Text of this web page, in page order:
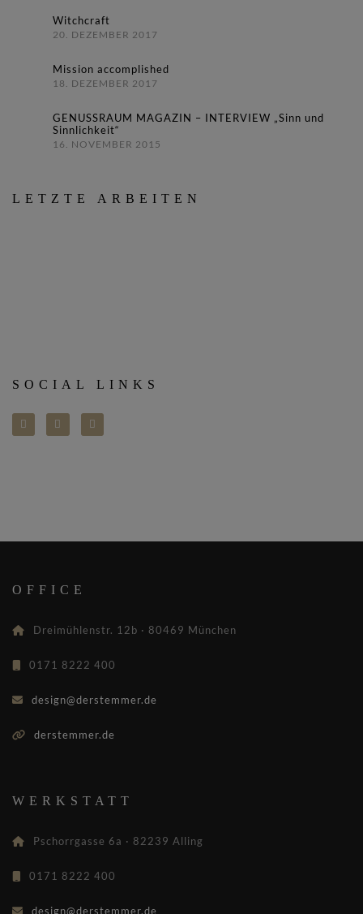
Witchcraft
20. DEZEMBER 2017
Mission accomplished
18. DEZEMBER 2017
GENUSSRAUM MAGAZIN – INTERVIEW „Sinn und
Sinnlichkeit“
16. NOVEMBER 2015
LETZTE ARBEITEN
SOCIAL LINKS
OFFICE
Dreimühlenstr. 12b · 80469 München
0171 8222 400
design@derstemmer.de
derstemmer.de
WERKSTATT
Pschorrgasse 6a · 82239 Alling
0171 8222 400
design@derstemmer.de